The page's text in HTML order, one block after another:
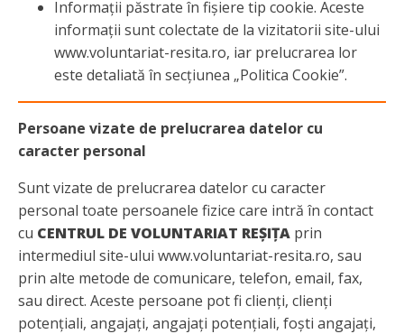
Informații păstrate în fișiere tip cookie. Aceste
informații sunt colectate de la vizitatorii site-ului
www.voluntariat-resita.ro, iar prelucrarea lor
este detaliată în secțiunea „Politica Cookie”.
Persoane vizate de prelucrarea datelor cu
caracter personal
Sunt vizate de prelucrarea datelor cu caracter
personal toate persoanele fizice care intră în contact
cu CENTRUL DE VOLUNTARIAT REȘIȚA prin
intermediul site-ului www.voluntariat-resita.ro, sau
prin alte metode de comunicare, telefon, email, fax,
sau direct. Aceste persoane pot fi clienți, clienți
potențiali, angajați, angajați potențiali, foști angajați,